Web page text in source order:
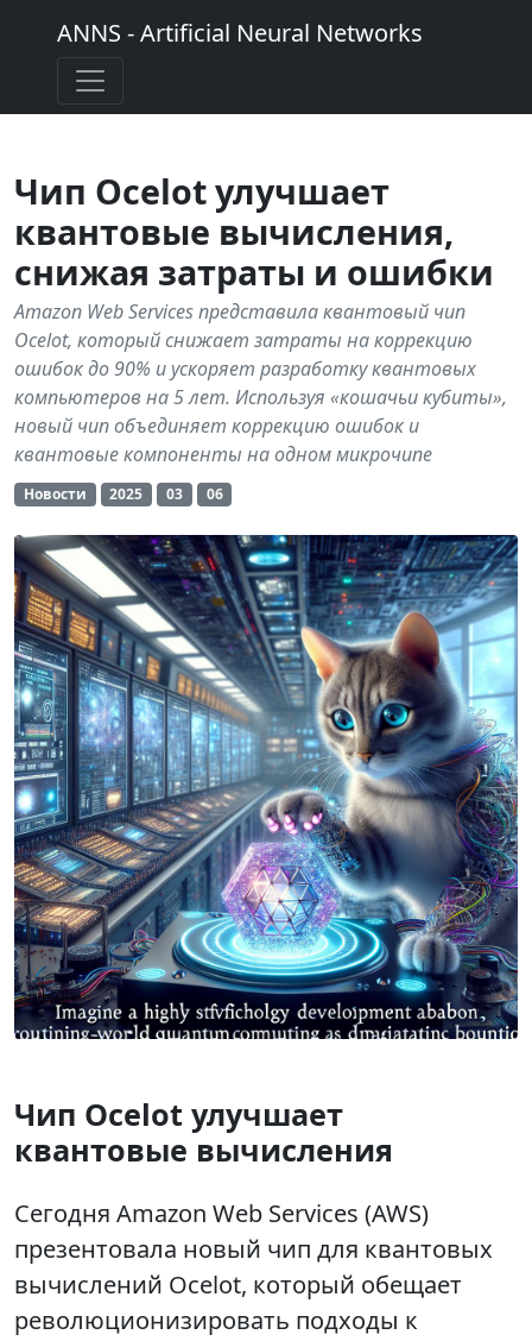
ANNS - Artificial Neural Networks
Чип Ocelot улучшает
квантовые вычисления,
снижая затраты и ошибки
Amazon Web Services представила квантовый чип
Ocelot, который снижает затраты на коррекцию
ошибок до 90% и ускоряет разработку квантовых
компьютеров на 5 лет. Используя «кошачьи кубиты»,
новый чип объединяет коррекцию ошибок и
квантовые компоненты на одном микрочипе
Новости 2025 03 06
Чип Ocelot улучшает
квантовые вычисления
Сегодня Amazon Web Services (AWS)
презентовала новый чип для квантовых
вычислений Ocelot, который обещает
революционизировать подходы к